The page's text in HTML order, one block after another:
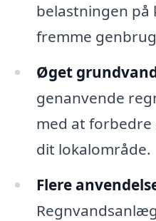
belastningen på
fremme
Øget
genanvende
med at
dit lokalområde.
Flere